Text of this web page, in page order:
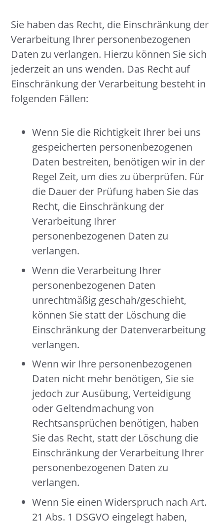
Sie haben das Recht, die Einschränkung der
Verarbeitung Ihrer personenbezogenen
Daten zu verlangen. Hierzu können Sie sich
jederzeit an uns wenden. Das Recht auf
Einschränkung der Verarbeitung besteht in
folgenden Fällen:
Wenn Sie die Richtigkeit Ihrer bei uns
gespeicherten personenbezogenen
Daten bestreiten, benötigen wir in der
Regel Zeit, um dies zu überprüfen. Für
die Dauer der Prüfung haben Sie das
Recht, die Einschränkung der
Verarbeitung Ihrer
personenbezogenen Daten zu
verlangen.
Wenn die Verarbeitung Ihrer
personenbezogenen Daten
unrechtmäßig geschah/geschieht,
können Sie statt der Löschung die
Einschränkung der Datenverarbeitung
verlangen.
Wenn wir Ihre personenbezogenen
Daten nicht mehr benötigen, Sie sie
jedoch zur Ausübung, Verteidigung
oder Geltendmachung von
Rechtsansprüchen benötigen, haben
Sie das Recht, statt der Löschung die
Einschränkung der Verarbeitung Ihrer
personenbezogenen Daten zu
verlangen.
Wenn Sie einen Widerspruch nach Art.
21 Abs. 1 DSGVO eingelegt haben,